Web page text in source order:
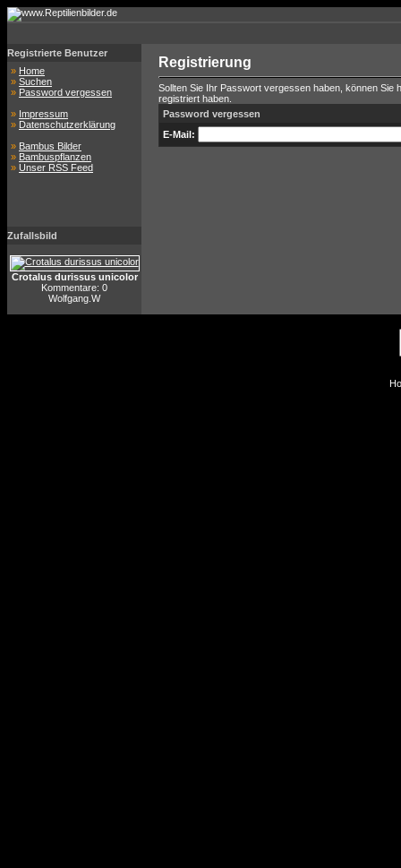
Registrierte Benutzer
» Home
» Suchen
» Password vergessen
» Impressum
» Datenschutzerklärung
» Bambus Bilder
» Bambuspflanzen
» Unser RSS Feed
Zufallsbild
Crotalus durissus unicolor
Kommentare: 0
Wolfgang.W
Registrierung
Sollten Sie Ihr Passwort vergessen haben, können Sie
registriert haben.
Password vergessen
E-Mail: